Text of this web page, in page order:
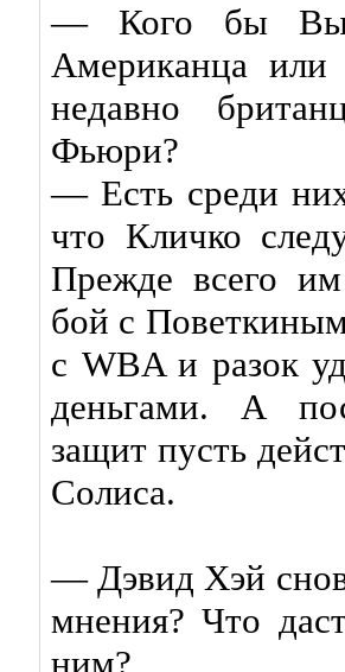
— Кого бы Вы
Американца или
недавно
Фьюри?
— Есть среди
что Кличко
Прежде всего
бой с
с WBA и разок
деньгами. А
защит пусть
Солиса.
— Дэвид Хэй
мнения? Что
ним?